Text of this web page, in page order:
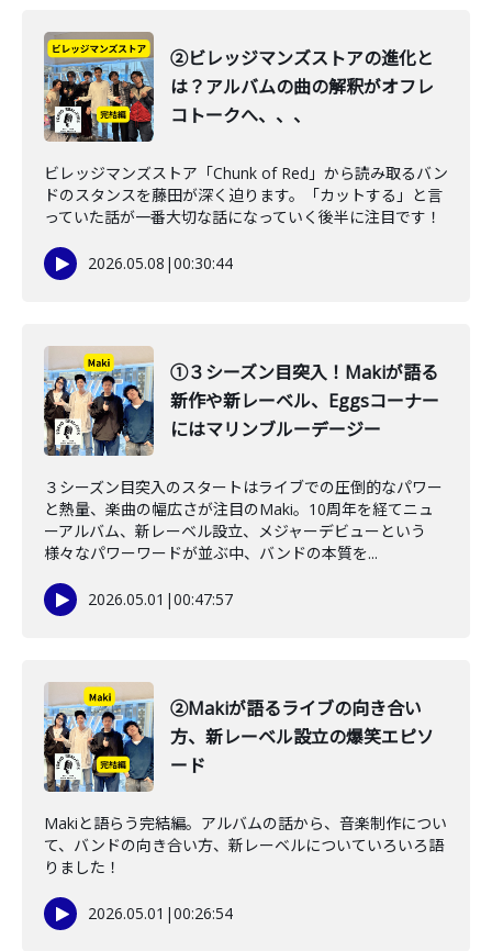
②ビレッジマンズストアの進化と
は？アルバムの曲の解釈がオフレ
コトークへ、、、
ビレッジマンズストア「Chunk of Red」から読み取るバン
ドのスタンスを藤田が深く迫ります。「カットする」と言
っていた話が一番大切な話になっていく後半に注目です！
2026.05.08 |00:30:44
①３シーズン目突入！Makiが語る
新作や新レーベル、Eggsコーナー
にはマリンブルーデージー
３シーズン目突入のスタートはライブでの圧倒的なパワー
と熱量、楽曲の幅広さが注目のMaki。10周年を経てニュ
ーアルバム、新レーベル設立、メジャーデビューという
様々なパワーワードが並ぶ中、バンドの本質を...
2026.05.01 |00:47:57
②Makiが語るライブの向き合い
方、新レーベル設立の爆笑エピソ
ード
Makiと語らう完結編。アルバムの話から、音楽制作につい
て、バンドの向き合い方、新レーベルについていろいろ語
りました！
2026.05.01 |00:26:54